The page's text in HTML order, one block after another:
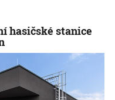
hasičské stanice